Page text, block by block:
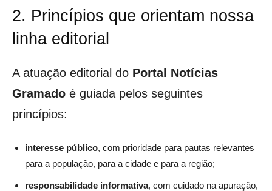
2. Princípios que orientam nossa
linha editorial
A atuação editorial do Portal Notícias
Gramado é guiada pelos seguintes
princípios:
interesse público, com prioridade para pautas relevantes
para a população, para a cidade e para a região;
responsabilidade informativa, com cuidado na apuração,